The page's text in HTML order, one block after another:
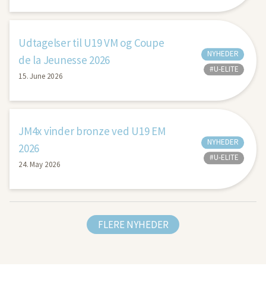
Udtagelser til U19 VM og Coupe
de la Jeunesse 2026
15. June 2026
NYHEDER
#U-ELITE
JM4x vinder bronze ved U19 EM
2026
24. May 2026
NYHEDER
#U-ELITE
FLERE NYHEDER